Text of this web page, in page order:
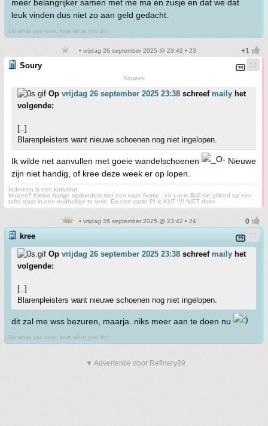
meer belangrijker samen met me ma en zusje en dat we dat
leuk vinden dus niet zo aan geld gedacht.
Do what you love, love what you do!
• vrijdag 26 september 2025 @ 23:42 • 23
Soury
Squeek
Op vrijdag 26 september 2025 23:38 schreef maily het
volgende:
[..]
Blarenpleisters want nieuwe schoenen nog niet ingelopen.
Ik wilde net aanvullen met goeie wandelschoenen
Nieuwe
zijn niet handig, of kree deze week er op lopen.
Iedereen is een kutlultrut
Muizen? Kleine harige opdonders met een kaas fixatie., en Lucie Ball die gillend op een
tafel staat in een oudbollige tv serie. En een vaste PI is KUT !!!! NIET doen
• vrijdag 26 september 2025 @ 23:42 • 24
kree
Op vrijdag 26 september 2025 23:38 schreef maily het
volgende:
[..]
Blarenpleisters want nieuwe schoenen nog niet ingelopen.
dit zal me wss bezuren, maarja. niks meer aan te doen nu
Do what you love, love what you do!
▼ Advertentie door Refinery89